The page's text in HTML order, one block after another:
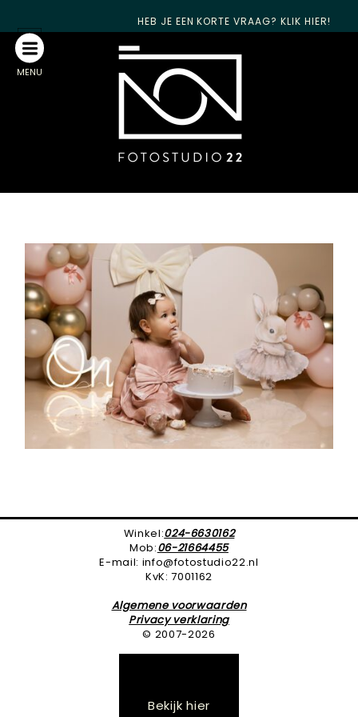
MENU
HEB JE EEN KORTE VRAAG? KLIK HIER!
Winkel:024-6630162
Mob:06-21664455
E-mail: info@fotostudio22.nl
KvK: 7001162
Algemene voorwaarden
Privacy verklaring
© 2007-2026
Bekijk hier